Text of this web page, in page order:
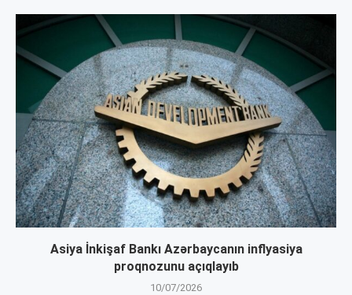
Asiya İnkişaf Bankı Azərbaycanın inflyasiya
proqnozunu açıqlayıb
10/07/2026